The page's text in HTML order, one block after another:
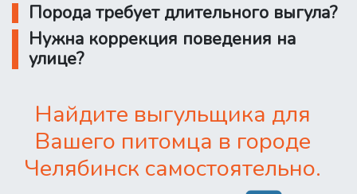
Порода требует длительного выгула?
Нужна коррекция поведения на
улице?
Найдите выгульщика для
Вашего питомца в городе
Челябинск самостоятельно.